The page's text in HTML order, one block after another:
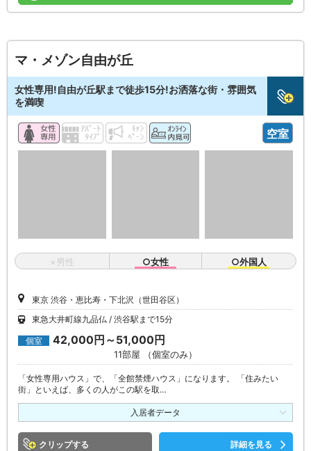
マ・メゾン自由が丘
女性専用!自由が丘駅まで徒歩15分!お洒落な街・雰囲気
を満喫
空室
×男性 ○女性 ○外国人
東京 渋谷・恵比寿・下北沢（世田谷区）
東急大井町線九品仏
渋谷駅まで15分
個室 42,000円～51,000円
11部屋 （個室のみ）
「女性専用ハウス」で、「全館禁煙ハウス」になります。 「住みたい
街」といえば、多くの人がこの駅を取…
入居者データ
クリップ 詳細を見る